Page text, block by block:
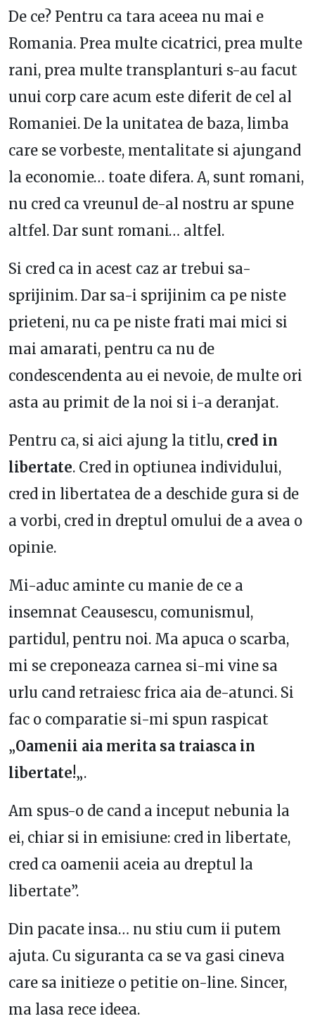
De ce? Pentru ca tara aceea nu mai e
Romania. Prea multe cicatrici, prea multe
rani, prea multe transplanturi s-au facut
unui corp care acum este diferit de cel al
Romaniei. De la unitatea de baza, limba
care se vorbeste, mentalitate si ajungand
la economie… toate difera. A, sunt romani,
nu cred ca vreunul de-al nostru ar spune
altfel. Dar sunt romani… altfel.
Si cred ca in acest caz ar trebui sa-
sprijinim. Dar sa-i sprijinim ca pe niste
prieteni, nu ca pe niste frati mai mici si
mai amarati, pentru ca nu de
condescendenta au ei nevoie, de multe ori
asta au primit de la noi si i-a deranjat.
Pentru ca, si aici ajung la titlu, cred in
libertate. Cred in optiunea individului,
cred in libertatea de a deschide gura si de
a vorbi, cred in dreptul omului de a avea o
opinie.
Mi-aduc aminte cu manie de ce a
insemnat Ceausescu, comunismul,
partidul, pentru noi. Ma apuca o scarba,
mi se creponeaza carnea si-mi vine sa
urlu cand retraiesc frica aia de-atunci. Si
fac o comparatie si-mi spun raspicat
„Oamenii aia merita sa traiasca in
libertate!„.
Am spus-o de cand a inceput nebunia la
ei, chiar si in emisiune: cred in libertate,
cred ca oamenii aceia au dreptul la
libertate”.
Din pacate insa… nu stiu cum ii putem
ajuta. Cu siguranta ca se va gasi cineva
care sa initieze o petitie on-line. Sincer,
ma lasa rece ideea.